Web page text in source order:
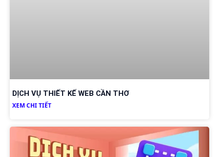
DỊCH VỤ THIẾT KẾ WEB CẦN THƠ
XEM CHI TIẾT